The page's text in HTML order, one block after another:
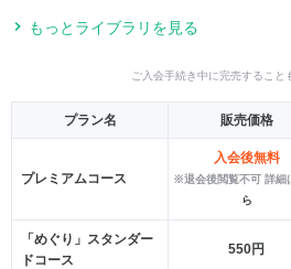
もっとライブラリを見る
ご入会手続き中に完売すること
プラン名 販売価格
プレミアムコース
入会後無料
※退会後閲覧不可 詳細
ら
「めぐり」スタンダー
ドコース
550円